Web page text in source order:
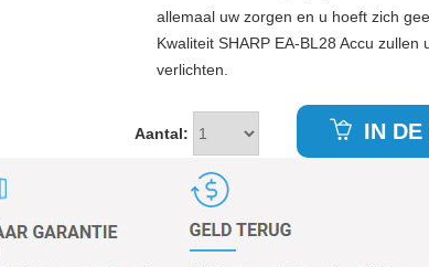
allemaal uw zorgen en u hoeft zich
Kwaliteit SHARP EA-BL28 Accu zullen
verlichten.
Aantal: IN DE